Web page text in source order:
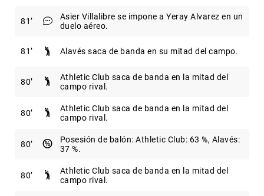
81
Asier Villalibre se impone a Yeray Alvarez en un
duelo aéreo.
81 Alavés saca de banda en su mitad del campo.
80
Athletic Club saca de banda en la mitad del
campo rival.
80
Athletic Club saca de banda en la mitad del
campo rival.
80
Posesión de balón: Athletic Club: 63 %, Alavés:
37 %.
80
Athletic Club saca de banda en la mitad del
campo rival.